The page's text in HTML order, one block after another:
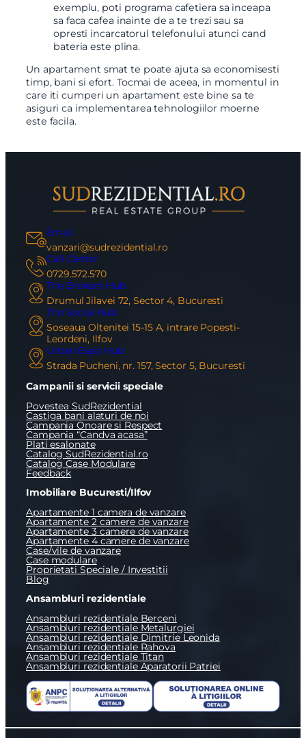
exemplu, poti programa cafetiera sa inceapa
sa faca cafea inainte de a te trezi sau sa
opresti incarcatorul telefonului atunci cand
bateria este plina.
Un apartament smat te poate ajuta sa economisesti
timp, bani si efort. Tocmai de aceea, in momentul in
care iti cumperi un apartament este bine sa te
asiguri ca implementarea tehnologiilor moerne
este facila.
Email
vanzari@sudrezidential.ro
Call Center
0729.572.570
The Brokers Hub
Drumul Jilavei 72, Sector 4, Bucuresti
The Social Hub
Soseaua Oltenitei 15-15 A, intrare Popesti-
Leordeni, Ilfov
Urban Expo Hub
Strada Pucheni, nr. 157, Sector 5, Bucuresti
Campanii si servicii speciale
Povestea SudRezidential
Castiga bani alaturi de noi
Campania Onoare si Respect
Campania “Candva acasa”
Plati esalonate
Catalog SudRezidential.ro
Catalog Case Modulare
Feedback
Imobiliare Bucuresti/Ilfov
Apartamente 1 camera de vanzare
Apartamente 2 camere de vanzare
Apartamente 3 camere de vanzare
Apartamente 4 camere de vanzare
Case/vile de vanzare
Case modulare
Proprietati Speciale / Investitii
Blog
Ansambluri rezidentiale
Ansambluri rezidentiale Berceni
Ansambluri rezidentiale Metalurgiei
Ansambluri rezidentiale Dimitrie Leonida
Ansambluri rezidentiale Rahova
Ansambluri rezidentiale Titan
Ansambluri rezidentiale Aparatorii Patriei